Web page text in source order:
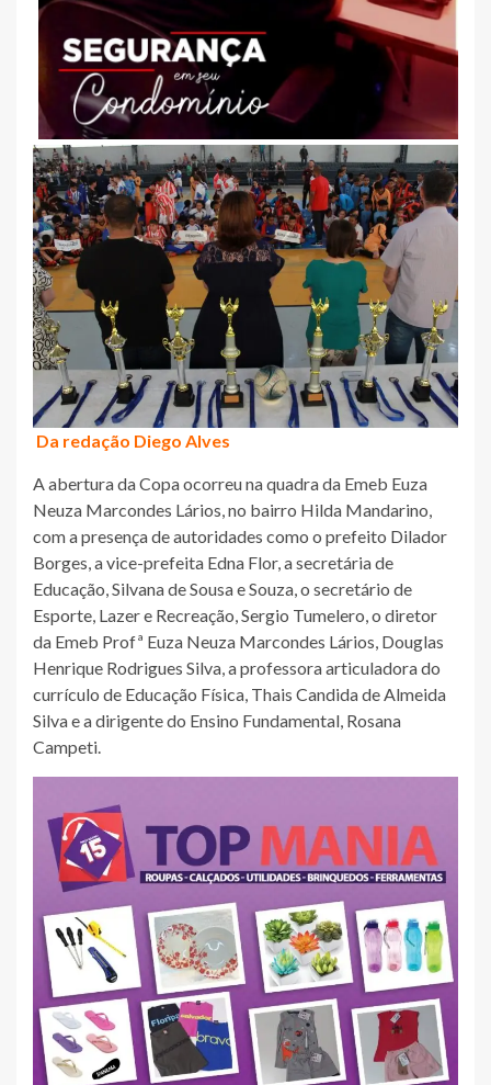
Da redação Diego Alves
A abertura da Copa ocorreu na quadra da Emeb Euza
Neuza Marcondes Lários, no bairro Hilda Mandarino,
com a presença de autoridades como o prefeito Dilador
Borges, a vice-prefeita Edna Flor, a secretária de
Educação, Silvana de Sousa e Souza, o secretário de
Esporte, Lazer e Recreação, Sergio Tumelero, o diretor
da Emeb Profª Euza Neuza Marcondes Lários, Douglas
Henrique Rodrigues Silva, a professora articuladora do
currículo de Educação Física, Thais Candida de Almeida
Silva e a dirigente do Ensino Fundamental, Rosana
Campeti.